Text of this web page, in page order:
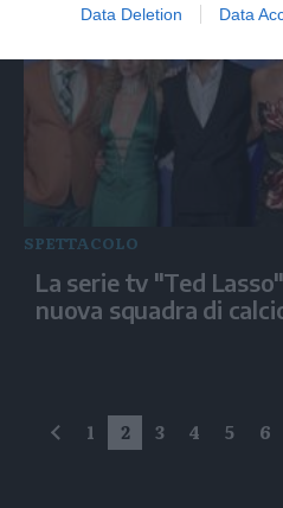
Data Deletion Data
SPETTACOLO
La serie tv "Ted
nuova squadra di
precedente
1 2 3 4 5 6